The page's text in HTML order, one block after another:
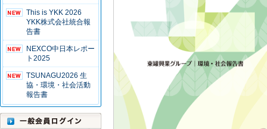
This is YKK 2026
YKK株式会社統合報
告書
NEXCO中日本レポー
ト2025
TSUNAGU2026 生
協・環境・社会活動
報告書